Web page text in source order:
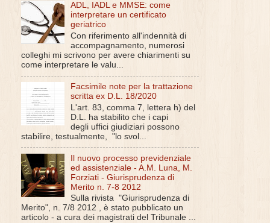
ADL, IADL e MMSE: come
interpretare un certificato
geriatrico
Con riferimento all'indennità di
accompagnamento, numerosi
colleghi mi scrivono per avere chiarimenti su
come interpretare le valu...
Facsimile note per la trattazione
scritta ex D.L. 18/2020
L'art. 83, comma 7, lettera h) del
D.L. ha stabilito che i capi
degli uffici giudiziari possono
stabilire, testualmente, "lo svol...
Il nuovo processo previdenziale
ed assistenziale - A.M. Luna, M.
Forziati - Giurisprudenza di
Merito n. 7-8 2012
Sulla rivista "Giurisprudenza di
Merito", n. 7/8 2012 , è stato pubblicato un
articolo - a cura dei magistrati del Tribunale ...